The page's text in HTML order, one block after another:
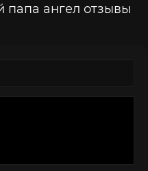
папа ангел отзывы